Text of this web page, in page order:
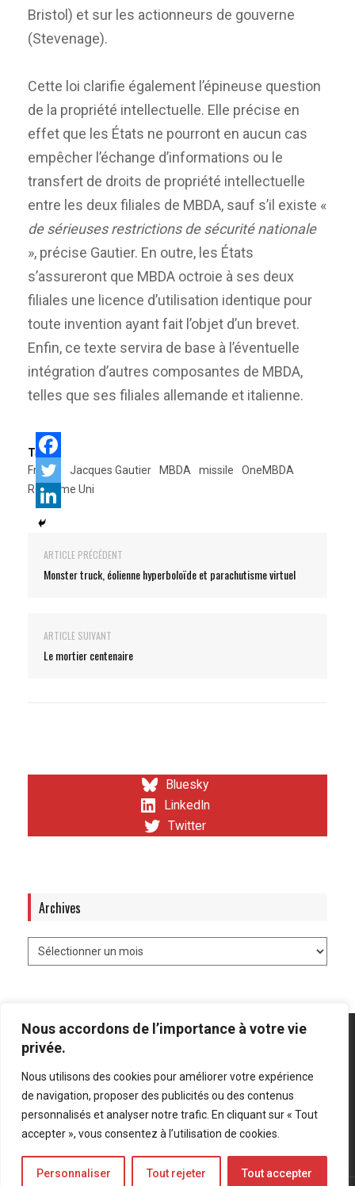
Nous accordons de l’importance à votre vie
privée.
Nous utilisons des cookies pour améliorer votre expérience
de navigation, proposer des publicités ou des contenus
personnalisés et analyser notre trafic. En cliquant sur « Tout
accepter », vous consentez à l’utilisation de cookies.
Personnaliser Tout rejeter Tout accepter
Bristol) et sur les actionneurs de gouverne
(Stevenage).
Cette loi clarifie également l’épineuse question
de la propriété intellectuelle. Elle précise en
effet que les États ne pourront en aucun cas
empêcher l’échange d’informations ou le
transfert de droits de propriété intellectuelle
entre les deux filiales de MBDA, sauf s’il existe «
de sérieuses restrictions de sécurité nationale
», précise Gautier. En outre, les États
s’assureront que MBDA octroie à ses deux
filiales une licence d’utilisation identique pour
toute invention ayant fait l’objet d’un brevet.
Enfin, ce texte servira de base à l’éventuelle
intégration d’autres composantes de MBDA,
telles que ses filiales allemande et italienne.
Tags:
France
Jacques Gautier MBDA missile
OneMBDA
Royaume Uni
ARTICLE PRÉCÉDENT
Monster truck, éolienne hyperboloïde et parachutisme virtuel
ARTICLE SUIVANT
Le mortier centenaire
Bluesky
LinkedIn
Twitter
Archives
Mentions légales Politique de confidentialité
Bluesky
LinkedIn
Twitter